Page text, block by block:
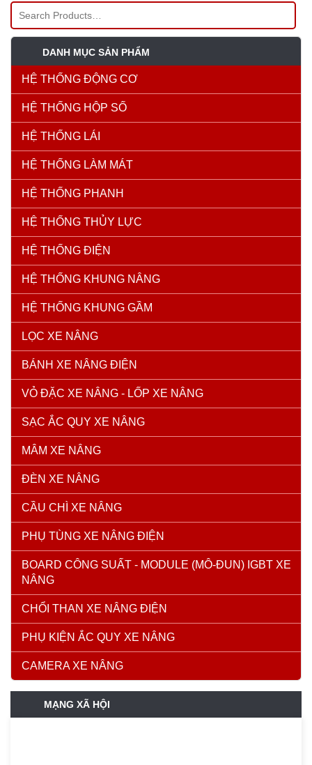
DANH MỤC SẢN PHẨM
HỆ THỐNG ĐỘNG CƠ
HỆ THỐNG HỘP SỐ
HỆ THỐNG LÁI
HỆ THỐNG LÀM MÁT
HỆ THỐNG PHANH
HỆ THỐNG THỦY LỰC
HỆ THỐNG ĐIỆN
HỆ THỐNG KHUNG NÂNG
HỆ THỐNG KHUNG GẦM
LỌC XE NÂNG
BÁNH XE NÂNG ĐIỆN
VỎ ĐẶC XE NÂNG - LỐP XE NÂNG
SẠC ẮC QUY XE NÂNG
MÂM XE NÂNG
ĐÈN XE NÂNG
CẦU CHÌ XE NÂNG
PHỤ TÙNG XE NÂNG ĐIỆN
BOARD CÔNG SUẤT - MODULE (MÔ-ĐUN) IGBT XE
NÂNG
CHỔI THAN XE NÂNG ĐIỆN
PHỤ KIỆN ẮC QUY XE NÂNG
CAMERA XE NÂNG
MẠNG XÃ HỘI